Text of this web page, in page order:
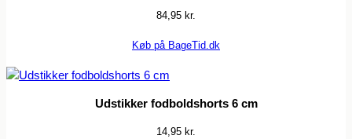
84,95 kr.
Køb på BageTid.dk
Udstikker fodboldshorts 6 cm
14,95 kr.